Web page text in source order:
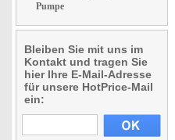
Pumpe
Bleiben Sie mit uns im
Kontakt und tragen Sie
hier Ihre E-Mail-Adresse
für unsere HotPrice-Mail
ein: